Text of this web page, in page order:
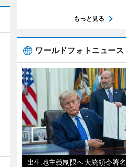
もっと見る
ワールドフォトニュース
出生地主義制限へ大統領令署名